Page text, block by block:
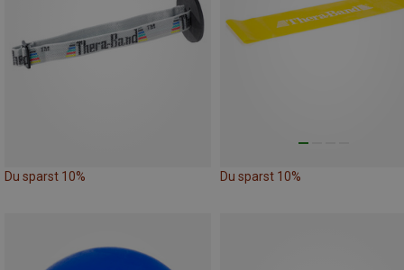
Du sparst 10% Du sparst 10%